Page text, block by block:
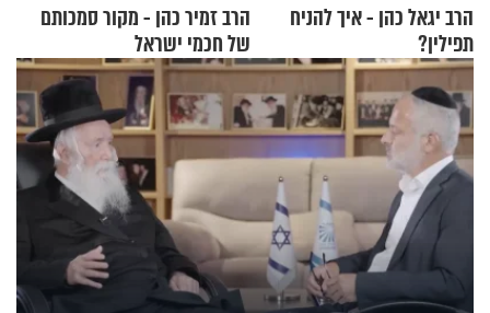
הרב יגאל כהן - איך להניח
תפילין?
הרב זמיר כהן - מקור סמכותם
של חכמי ישראל